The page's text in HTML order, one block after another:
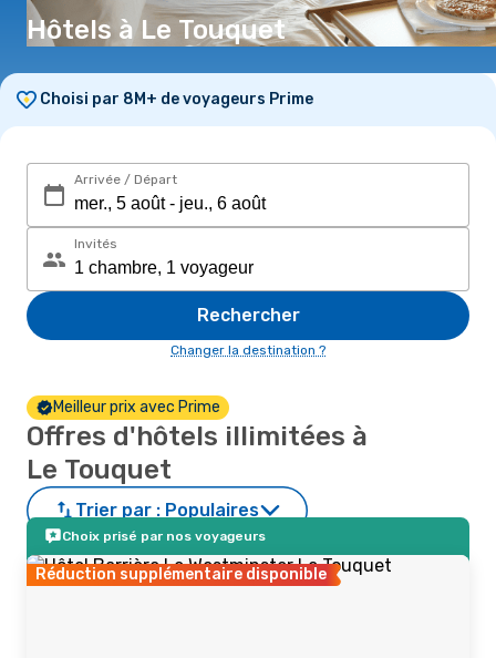
Hôtels à Le Touquet
Choisi par 8M+ de voyageurs Prime
Arrivée / Départ
Invités
Rechercher
Changer la destination ?
Meilleur prix avec Prime
Offres d'hôtels illimitées à
Le Touquet
Trier par : Populaires
Choix prisé par nos voyageurs
Réduction supplémentaire disponible